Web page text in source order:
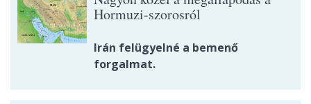
Hormuzi-szorosról
Irán felügyelné a bemenő
forgalmat.